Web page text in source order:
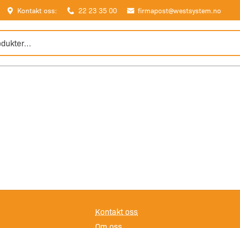
Kontakt oss: 22 23 35 00 firmapost@westsystem.no
Kontakt oss